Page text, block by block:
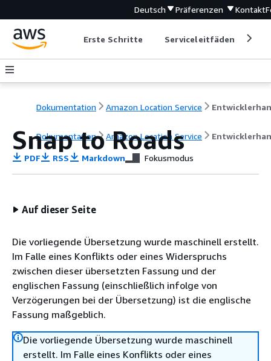
Deutsch Präferenzen Kontakt
Erste Schritte Serviceleitfäden
Dokumentation Amazon Location Service
Dokumentation Amazon Location Service
Snap to Roads
PDF RSS Markdown Fokusmodus
Auf dieser Seite
Die vorliegende Übersetzung wurde maschinell erstellt.
Im Falle eines Konflikts oder eines Widerspruchs
zwischen dieser übersetzten Fassung und der
englischen Fassung (einschließlich infolge von
Verzögerungen bei der Übersetzung) ist die englische
Fassung maßgeblich.
Die vorliegende Übersetzung wurde maschinell
erstellt. Im Falle eines Konflikts oder eines